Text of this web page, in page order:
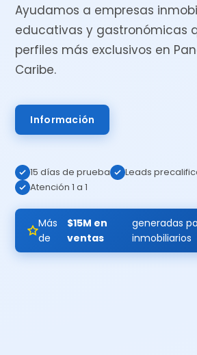
Ayudamos a empresas
educativas y gastronómicas
perfiles más exclusivos en
Caribe.
Información
15 días de prueba
Leads
Atención 1 a 1
Más
de
$15M en
ventas
generadas
inmobiliarios